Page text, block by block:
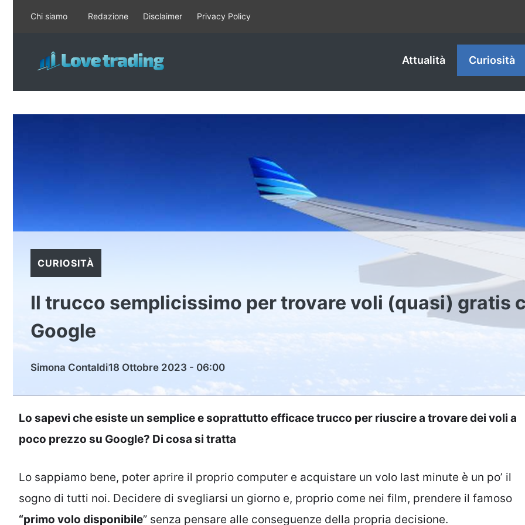
contenuto
Chi siamo Redazione Disclaimer Privacy Policy
Attualità Curiosità
CURIOSITÀ
Il trucco semplicissimo per trovare voli (quasi) gratis
Google
Simona Contaldi18 Ottobre 2023 - 06:00
Lo sapevi che esiste un semplice e soprattutto efficace trucco per riuscire a trovare dei voli a
poco prezzo su Google? Di cosa si tratta
Lo sappiamo bene, poter aprire il proprio computer e acquistare un volo last minute è un po’ il
sogno di tutti noi. Decidere di svegliarsi un giorno e, proprio come nei film, prendere il famoso
“primo volo disponibile” senza pensare alle conseguenze della propria decisione.